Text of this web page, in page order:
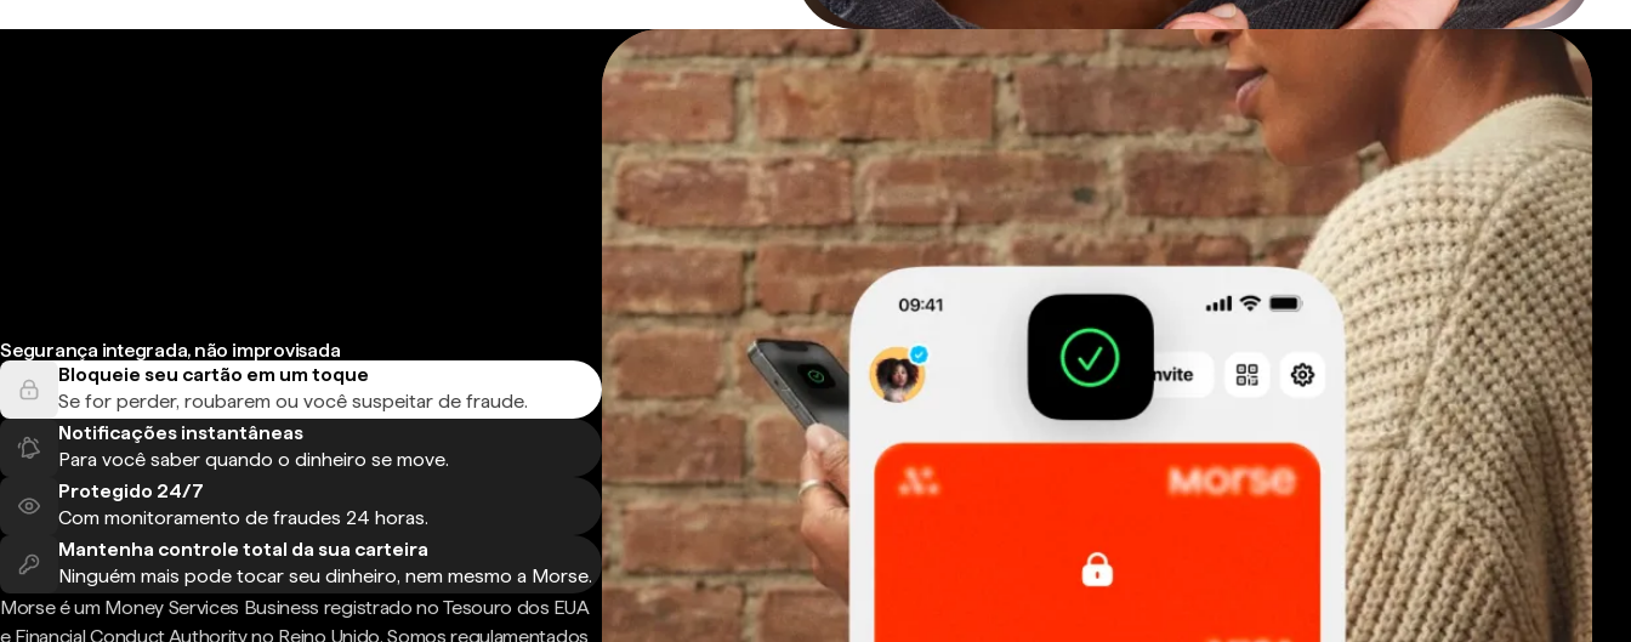
Segurança integrada, não improvisada
Bloqueie seu cartão em um toque
Se for perder, roubarem ou você suspeitar de fraude.
Notificações instantâneas
Para você saber quando o dinheiro se move.
Protegido 24/7
Com monitoramento de fraudes 24 horas.
Mantenha controle total da sua carteira
Ninguém mais pode tocar seu dinheiro, nem mesmo a Morse.
Morse é um Money Services Business registrado no Tesouro dos EUA
e Financial Conduct Authority no Reino Unido. Somos regulamentados